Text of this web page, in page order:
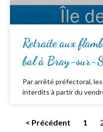
Retraite aux
bal à Bray-sur-
Par arrêté préfectoral,
interdits à partir du
< Précédent 1